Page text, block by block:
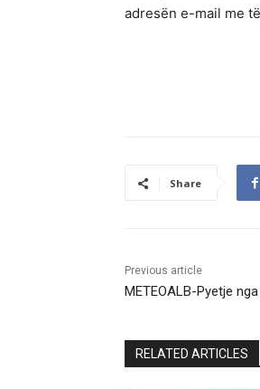
adresën e-mail me
Share
Previous article
METEOALB-Pyetje
RELATED ARTICLES